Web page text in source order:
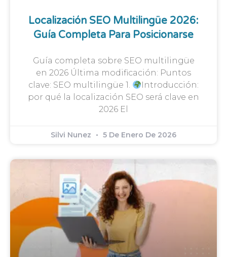
Localización SEO Multilingüe 2026:
Guía Completa Para Posicionarse
Guía completa sobre SEO multilingüe
en 2026 Última modificación: Puntos
clave: SEO multilingüe 1.
Introducción:
por qué la localización SEO será clave en
2026 El
Silvi Nunez 5 De Enero De 2026